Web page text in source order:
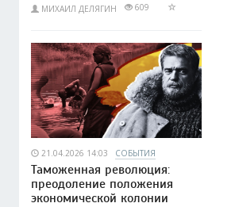
МИХАИЛ ДЕЛЯГИН 609
21.04.2026 14:03 СОБЫТИЯ
Таможенная революция:
преодоление положения
экономической колонии